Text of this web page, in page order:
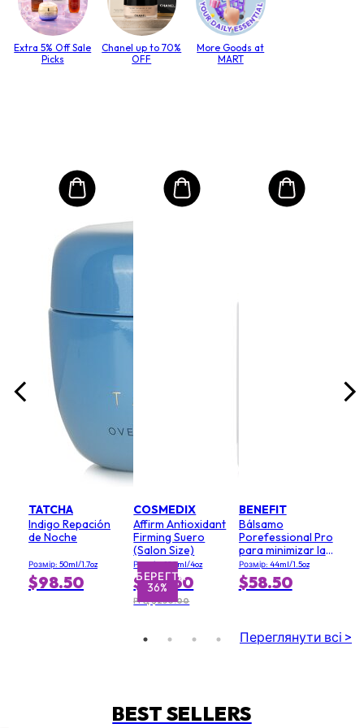
Extra 5% Off Sale
Picks
Chanel up to 70%
OFF
More Goods at
MART
TATCHA
Indigo Repación
de Noche
Розмір: 50ml/1.7oz
$98.50 ЗБЕРЕГТИ
36%
COSMEDIX
Affirm Antioxidant
Firming Suero
(Salon Size)
Розмір: 120ml/4oz
$159.50
РРЦ $250.00
BENEFIT
Bálsamo
Porefessional Pro
para minimizar la
apariencia de los
poros (tamaño
económico)
Розмір: 44ml/1.5oz
$58.50
Переглянути всі >
BEST SELLERS